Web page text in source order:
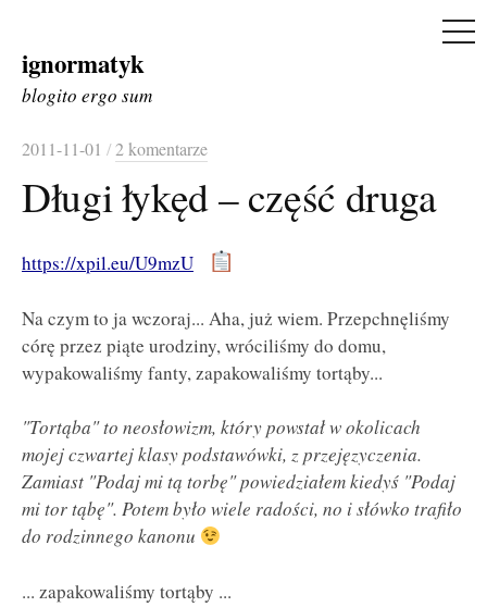
Skip
to
ignormatyk
blogito ergo sum
2011-11-01 /2 komentarze
Długi łykęd – część druga
https://xpil.eu/U9mzU
Na czym to ja wczoraj... Aha, już wiem. Przepchnęliśmy
córę przez piąte urodziny, wróciliśmy do domu,
wypakowaliśmy fanty, zapakowaliśmy tortąby...
"Tortąba" to neosłowizm, który powstał w okolicach
mojej czwartej klasy podstawówki, z przejęzyczenia.
Zamiast "Podaj mi tą torbę" powiedziałem kiedyś "Podaj
mi tor tąbę". Potem było wiele radości, no i słówko trafiło
do rodzinnego kanonu
... zapakowaliśmy tortąby ...